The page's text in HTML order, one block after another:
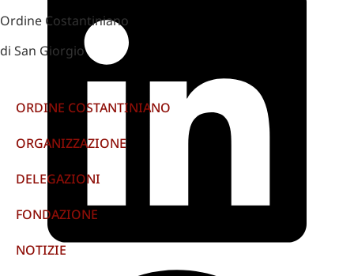
Ordine Costantiniano
di San Giorgio
ORDINE COSTANTINIANO
ORGANIZZAZIONE
DELEGAZIONI
FONDAZIONE
NOTIZIE